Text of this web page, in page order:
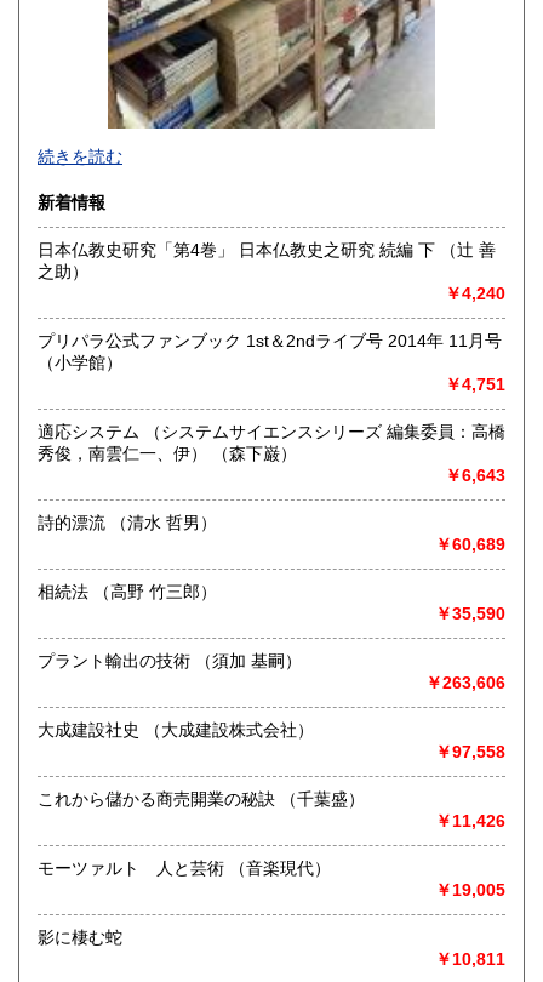
最寄駅：-
営業時間：-
定休日：-
-
総記、哲学宗教、歴史、社会科学、自然科学、美術工芸、国
語国文、外国文学、古典籍、近代文献、趣味、外国書、サブ
カルチャー、古書一般（その他）
続きを読む
新着情報
日本仏教史研究「第4巻」 日本仏教史之研究 続編 下 （辻 善
之助）
￥4,240
プリパラ公式ファンブック 1st＆2ndライブ号 2014年 11月号
（小学館）
￥4,751
適応システム （システムサイエンスシリーズ 編集委員：高橋
秀俊，南雲仁一、伊） （森下巌）
￥6,643
詩的漂流 （清水 哲男）
￥60,689
相続法 （高野 竹三郎）
￥35,590
プラント輸出の技術 （須加 基嗣）
￥263,606
大成建設社史 （大成建設株式会社）
￥97,558
これから儲かる商売開業の秘訣 （千葉盛）
￥11,426
モーツァルト 人と芸術 （音楽現代）
￥19,005
影に棲む蛇
￥10,811